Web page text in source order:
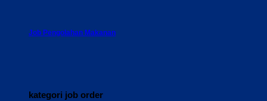
Job Pengolahan Makanan
kategori job order